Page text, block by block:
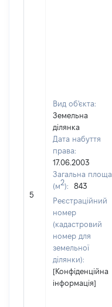
5
Вид об'єкта:
Земельна
ділянка
Дата набуття
права:
17.06.2003
Загальна площа
(м2):
843
Реєстраційний
номер
(кадастровий
номер для
земельної
ділянки):
[Конфіденційна
інформація]